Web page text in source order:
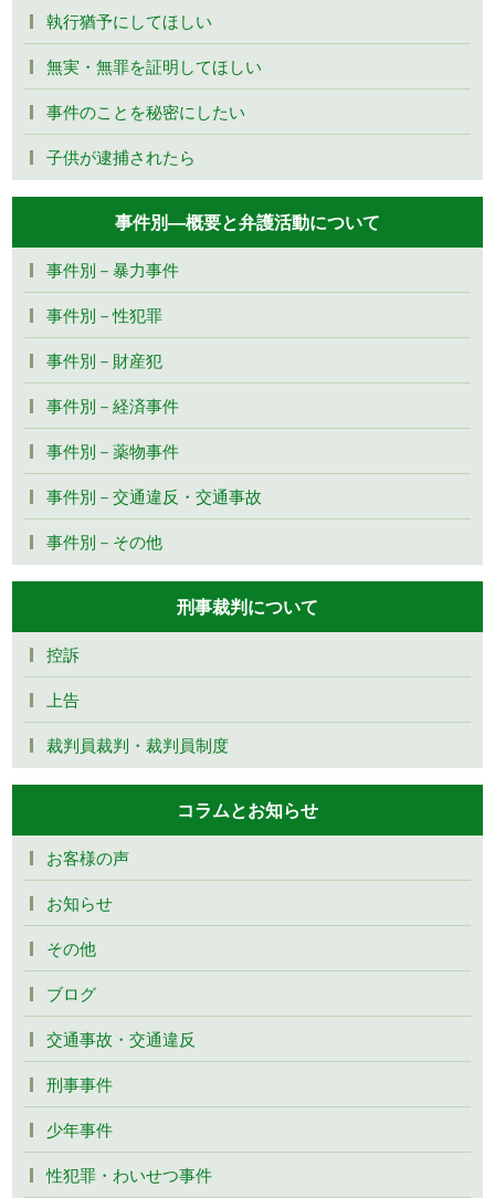
執行猶予にしてほしい
無実・無罪を証明してほしい
事件のことを秘密にしたい
子供が逮捕されたら
事件別―概要と弁護活動について
事件別－暴力事件
事件別－性犯罪
事件別－財産犯
事件別－経済事件
事件別－薬物事件
事件別－交通違反・交通事故
事件別－その他
刑事裁判について
控訴
上告
裁判員裁判・裁判員制度
コラムとお知らせ
お客様の声
お知らせ
その他
ブログ
交通事故・交通違反
刑事事件
少年事件
性犯罪・わいせつ事件